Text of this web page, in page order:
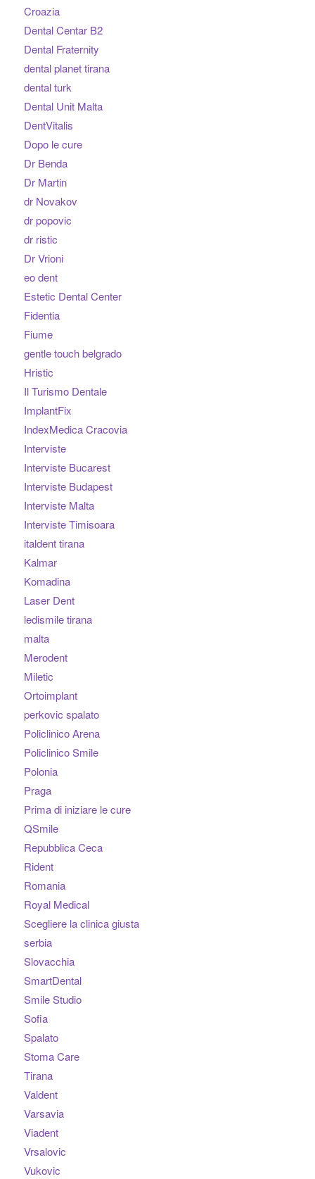
Croazia
Dental Centar B2
Dental Fraternity
dental planet tirana
dental turk
Dental Unit Malta
DentVitalis
Dopo le cure
Dr Benda
Dr Martin
dr Novakov
dr popovic
dr ristic
Dr Vrioni
eo dent
Estetic Dental Center
Fidentia
Fiume
gentle touch belgrado
Hristic
Il Turismo Dentale
ImplantFix
IndexMedica Cracovia
Interviste
Interviste Bucarest
Interviste Budapest
Interviste Malta
Interviste Timisoara
italdent tirana
Kalmar
Komadina
Laser Dent
ledismile tirana
malta
Merodent
Miletic
Ortoimplant
perkovic spalato
Policlinico Arena
Policlinico Smile
Polonia
Praga
Prima di iniziare le cure
QSmile
Repubblica Ceca
Rident
Romania
Royal Medical
Scegliere la clinica giusta
serbia
Slovacchia
SmartDental
Smile Studio
Sofia
Spalato
Stoma Care
Tirana
Valdent
Varsavia
Viadent
Vrsalovic
Vukovic